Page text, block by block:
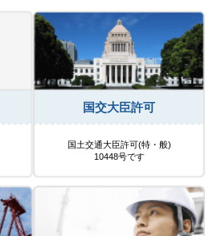
国交大臣許可
国土交通大臣許可(特・般)
10448号です